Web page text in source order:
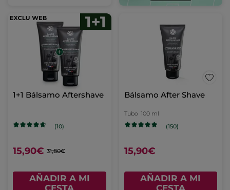
1+1 Bálsamo Aftershave
(10)
15,90€ 31,80€
AÑADIR A MI
CESTA
Bálsamo After Shave
Tubo 100 ml
(150)
15,90€
AÑADIR A MI
CESTA